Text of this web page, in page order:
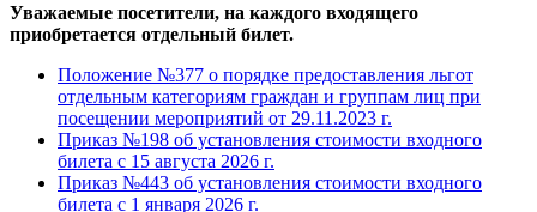
Уважаемые посетители, на каждого входящего
приобретается отдельный билет.
Положение №377 о порядке предоставления льгот
отдельным категориям граждан и группам лиц при
посещении мероприятий от 29.11.2023 г.
Приказ №198 об установления стоимости входного
билета с 15 августа 2026 г.
Приказ №443 об установления стоимости входного
билета с 1 января 2026 г.